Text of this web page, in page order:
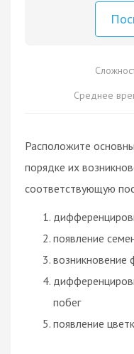
Среднее
Расположите
порядке их
соответствующую
появление
возникновение
побег
появление